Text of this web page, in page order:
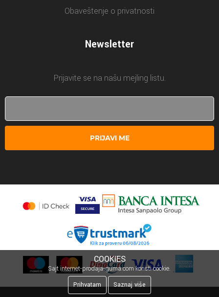
Obaveštenje o privatnosti
Newsletter
Prijavite se na našu mejling listu.
PRIJAVI ME
COOKIES
Sajt internet-prodaja-guma.com koristi cookie.
Prihvatam
Saznaj više